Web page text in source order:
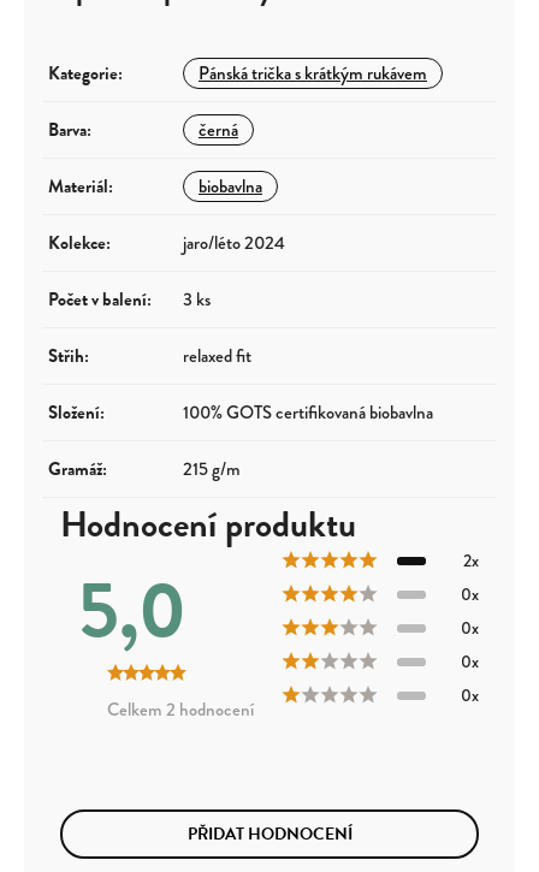
Kategorie: Pánská trička s krátkým rukávem
Barva: černá
Materiál: biobavlna
Kolekce: jaro/léto 2024
Počet v balení: 3 ks
Střih: relaxed fit
Složení: 100% GOTS certifikovaná biobavlna
Gramáž: 215 g/m
Hodnocení produktu
5,0
2 hodnocení
2x
0x
0x
0x
0x
PŘIDAT HODNOCENÍ